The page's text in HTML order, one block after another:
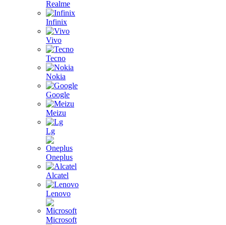
Realme
Infinix
Vivo
Tecno
Nokia
Google
Meizu
Lg
Oneplus
Alcatel
Lenovo
Microsoft